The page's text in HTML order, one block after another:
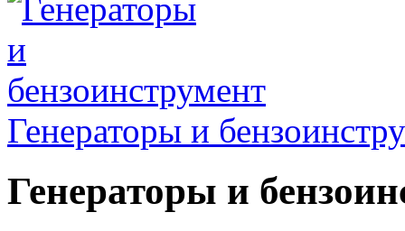
Генераторы и
Генераторы и